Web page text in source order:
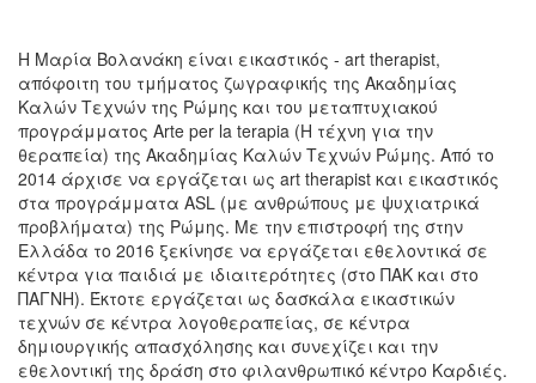
Η Μαρία Βολανάκη είναι εικαστικός - art therapist,
απόφοιτη του τμήματος ζωγραφικής της Ακαδημίας
Καλών Τεχνών της Ρώμης και του μεταπτυχιακού
προγράμματος Arte per la terapia (Η τέχνη για την
θεραπεία) της Ακαδημίας Καλών Τεχνών Ρώμης. Από το
2014 άρχισε να εργάζεται ως art therapist και εικαστικός
στα προγράμματα ASL (με ανθρώπους με ψυχιατρικά
προβλήματα) της Ρώμης. Με την επιστροφή της στην
Ελλάδα το 2016 ξεκίνησε να εργάζεται εθελοντικά σε
κέντρα για παιδιά με ιδιαιτερότητες (στο ΠΑΚ και στο
ΠΑΓΝΗ). Έκτοτε εργάζεται ως δασκάλα εικαστικών
τεχνών σε κέντρα λογοθεραπείας, σε κέντρα
δημιουργικής απασχόλησης και συνεχίζει και την
εθελοντική της δράση στο φιλανθρωπικό κέντρο Καρδιές.